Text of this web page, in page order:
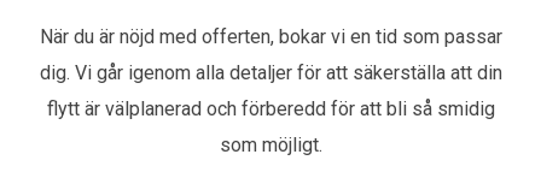
När du är nöjd med offerten, bokar vi en tid som passar
dig. Vi går igenom alla detaljer för att säkerställa att din
flytt är välplanerad och förberedd för att bli så smidig
som möjligt.